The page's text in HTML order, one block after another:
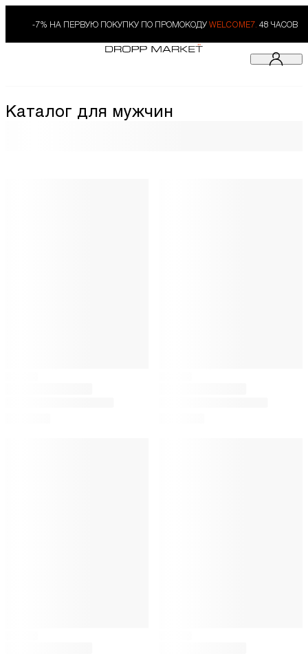
-7% НА ПЕРВУЮ ПОКУПКУ ПО ПРОМОКОДУ WELCOME7. 48 ЧАСОВ
Каталог для мужчин